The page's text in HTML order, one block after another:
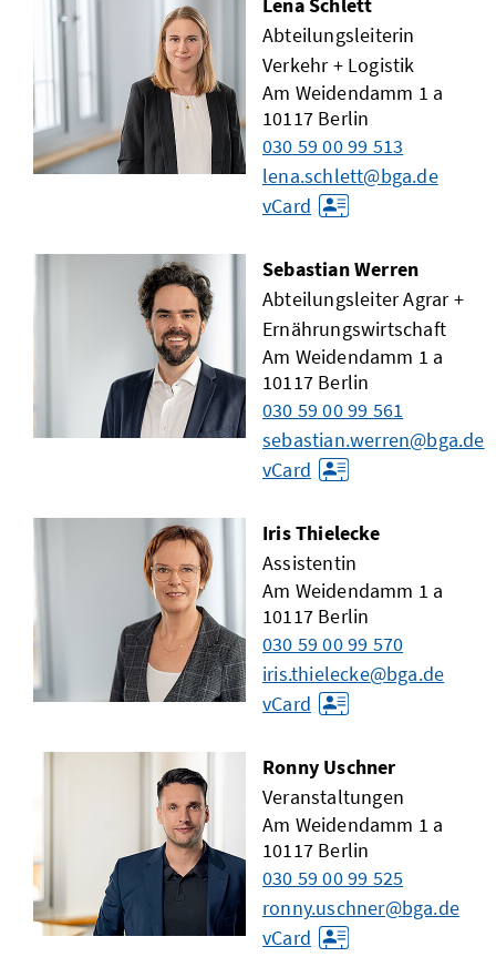
Abteilungsleiterin
Verkehr + Logistik
Am Weidendamm 1 a
10117 Berlin
030 59 00 99 513
lena.schlett@bga.de
vCard
Sebastian Werren
Abteilungsleiter Agrar +
Ernährungswirtschaft
Am Weidendamm 1 a
10117 Berlin
030 59 00 99 561
sebastian.werren@bga.de
vCard
Iris Thielecke
Assistentin
Am Weidendamm 1 a
10117 Berlin
030 59 00 99 570
iris.thielecke@bga.de
vCard
Ronny Uschner
Veranstaltungen
Am Weidendamm 1 a
10117 Berlin
030 59 00 99 525
ronny.uschner@bga.de
vCard